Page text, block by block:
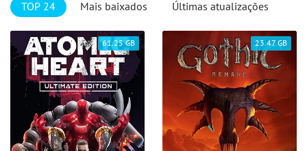
TOP 24 Mais baixados Últimas atualizações
61.25 GB 23.47 GB